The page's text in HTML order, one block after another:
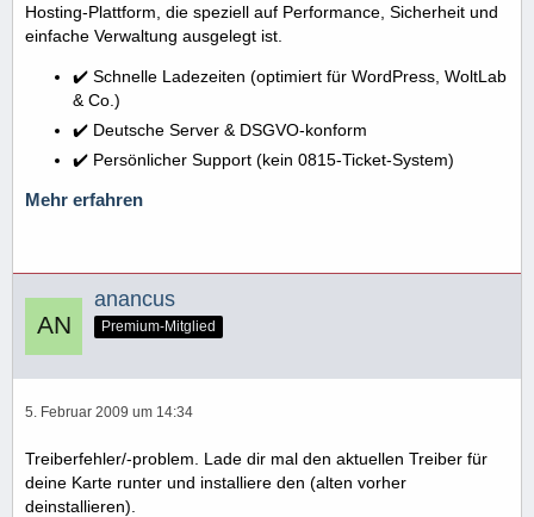
Hosting-Plattform, die speziell auf Performance, Sicherheit und
einfache Verwaltung ausgelegt ist.
✔️ Schnelle Ladezeiten (optimiert für WordPress, WoltLab
& Co.)
✔️ Deutsche Server & DSGVO-konform
✔️ Persönlicher Support (kein 0815-Ticket-System)
Mehr erfahren
anancus
Premium-Mitglied
5. Februar 2009 um 14:34
Treiberfehler/-problem. Lade dir mal den aktuellen Treiber für
deine Karte runter und installiere den (alten vorher
deinstallieren).